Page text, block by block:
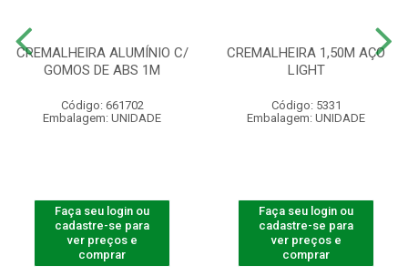
CREMALHEIRA ALUMÍNIO C/
GOMOS DE ABS 1M
Código: 661702
Embalagem: UNIDADE
Faça seu login ou
cadastre-se para
ver preços e
comprar
CREMALHEIRA 1,50M AÇO
LIGHT
Código: 5331
Embalagem: UNIDADE
Faça seu login ou
cadastre-se para
ver preços e
comprar